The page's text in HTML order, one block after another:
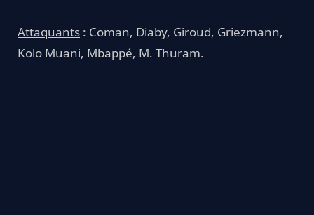
Attaquants : Coman, Diaby, Giroud, Griezmann,
Kolo Muani, Mbappé, M. Thuram.